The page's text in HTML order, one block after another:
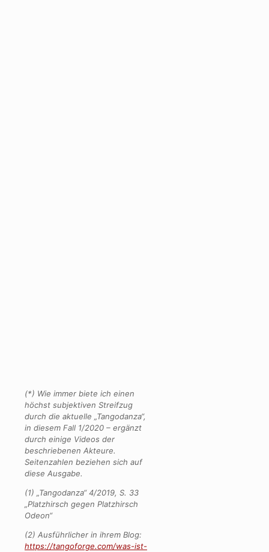
(*) Wie immer biete ich einen
höchst subjektiven Streifzug
durch die aktuelle „Tangodanza“,
in diesem Fall 1/2020 – ergänzt
durch einige Videos der
beschriebenen Akteure.
Seitenzahlen beziehen sich auf
diese Ausgabe.
(1) „Tangodanza“ 4/2019, S. 33
„Platzhirsch gegen Platzhirsch
Odeon“
(2) Ausführlicher in ihrem Blog:
https://tangoforge.com/was-ist-